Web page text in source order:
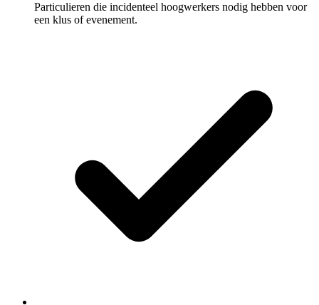
Particulieren die incidenteel hoogwerkers nodig hebben voor
een klus of evenement.